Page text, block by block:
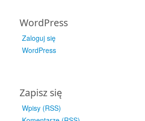
WordPress
Zaloguj się
WordPress
Zapisz się
Wpisy (RSS)